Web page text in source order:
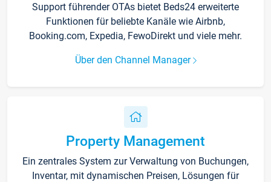
Support führender OTAs bietet Beds24 erweiterte
Funktionen für beliebte Kanäle wie Airbnb,
Booking.com, Expedia, FewoDirekt und viele mehr.
Über den Channel Manager
Property Management
Ein zentrales System zur Verwaltung von Buchungen,
Inventar, mit dynamischen Preisen, Lösungen für